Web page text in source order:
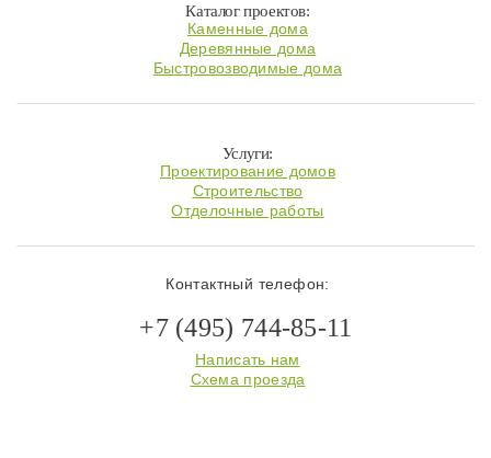
Каталог проектов:
Каменные дома
Деревянные дома
Быстровозводимые дома
Услуги:
Проектирование домов
Строительство
Отделочные работы
Контактный телефон:
+7 (495) 744-85-11
Написать нам
Схема проезда